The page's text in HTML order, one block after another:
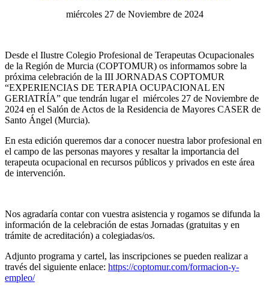
miércoles 27 de Noviembre de 2024
Desde el Ilustre Colegio Profesional de Terapeutas Ocupacionales
de la Región de Murcia (COPTOMUR) os informamos sobre la
próxima celebración de la III JORNADAS COPTOMUR
“EXPERIENCIAS DE TERAPIA OCUPACIONAL EN
GERIATRÍA” que tendrán lugar el miércoles 27 de Noviembre de
2024 en el Salón de Actos de la Residencia de Mayores CASER de
Santo Ángel (Murcia).
En esta edición queremos dar a conocer nuestra labor profesional en
el campo de las personas mayores y resaltar la importancia del
terapeuta ocupacional en recursos públicos y privados en este área
de intervención.
Nos agradaría contar con vuestra asistencia y rogamos se difunda la
información de la celebración de estas Jornadas (gratuitas y en
trámite de acreditación) a colegiadas/os.
Adjunto programa y cartel, las inscripciones se pueden realizar a
través del siguiente enlace: https://coptomur.com/formacion-y-
empleo/